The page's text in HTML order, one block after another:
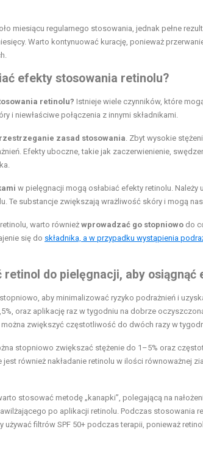
miesiącu regularnego stosowania, jednak pełne
Warto kontynuować kurację, ponieważ
efekty stosowania retinolu?
retinolu? Istnieje wiele czynników, które
i niewłaściwe połączenia z innymi składnikami.
zasad stosowania. Zbyt wysokie
Efekty uboczne, takie jak zaczerwienienie,
w pielęgnacji mogą osłabiać efekty retinolu. Należy
Te substancje zwiększają wrażliwość skóry i mogą
warto również wprowadzać go stopniowo do
się do składnika, a w przypadku wystąpienia
do pielęgnacji, aby osiągnąć
aby minimalizować ryzyko podrażnień i
oraz aplikację raz w tygodniu na dobrze
zwiększyć częstotliwość do dwóch razy w
stopniowo zwiększać stężenie do 1–5% oraz
jest również nakładanie retinolu w ilości równoważnej
stosować metodę „kanapki”, polegającą na
po aplikacji retinolu. Podczas stosowania
używać filtrów SPF 50+ podczas terapii, ponieważ